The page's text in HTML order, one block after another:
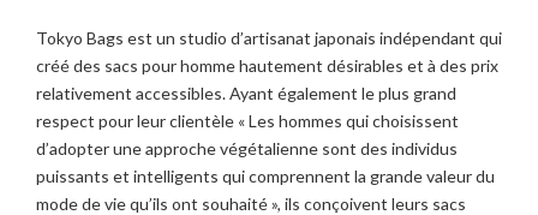
Tokyo Bags est un studio d’artisanat japonais indépendant qui
créé des sacs pour homme hautement désirables et à des prix
relativement accessibles. Ayant également le plus grand
respect pour leur clientèle « Les hommes qui choisissent
d’adopter une approche végétalienne sont des individus
puissants et intelligents qui comprennent la grande valeur du
mode de vie qu’ils ont souhaité », ils conçoivent leurs sacs